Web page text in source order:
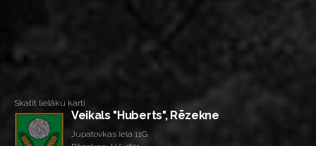
Skatīt lielāku karti
Veikals "Huberts", Rēzekne
Jupatovkas iela 11G